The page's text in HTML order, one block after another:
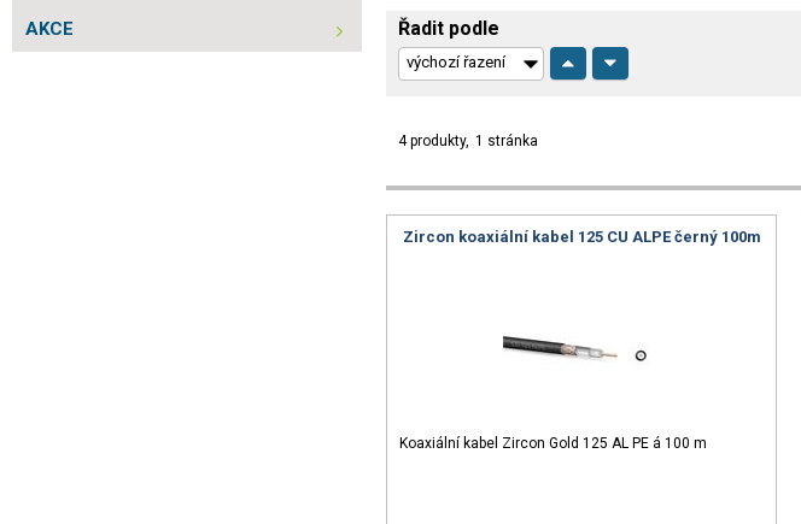
AKCE
Řadit podle
4 produkty 1 stránka
Zircon koaxiální kabel 125 CU ALPE černý 100m
Koaxiální kabel Zircon Gold 125 AL PE á 100 m